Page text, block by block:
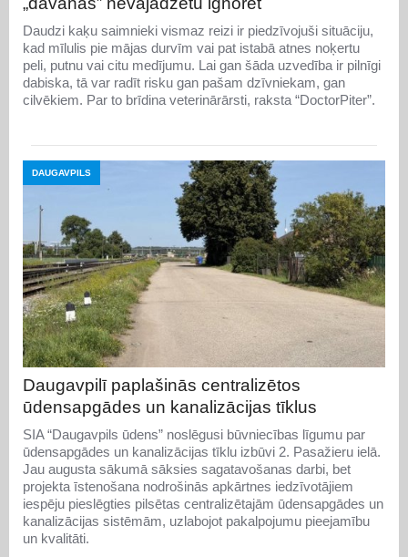
Daudzi kaķu saimnieki vismaz reizi ir piedzīvojuši situāciju,
kad mīlulis pie mājas durvīm vai pat istabā atnes noķertu
peli, putnu vai citu medījumu. Lai gan šāda uzvedība ir pilnīgi
dabiska, tā var radīt risku gan pašam dzīvniekam, gan
cilvēkiem. Par to brīdina veterinārārsti, raksta “DoctorPiter”.
DAUGAVPILS
Daugavpilī paplašinās centralizētos
ūdensapgādes un kanalizācijas tīklus
SIA “Daugavpils ūdens” noslēgusi būvniecības līgumu par
ūdensapgādes un kanalizācijas tīklu izbūvi 2. Pasažieru ielā.
Jau augusta sākumā sāksies sagatavošanas darbi, bet
projekta īstenošana nodrošinās apkārtnes iedzīvotājiem
iespēju pieslēgties pilsētas centralizētajām ūdensapgādes un
kanalizācijas sistēmām, uzlabojot pakalpojumu pieejamību
un kvalitāti.